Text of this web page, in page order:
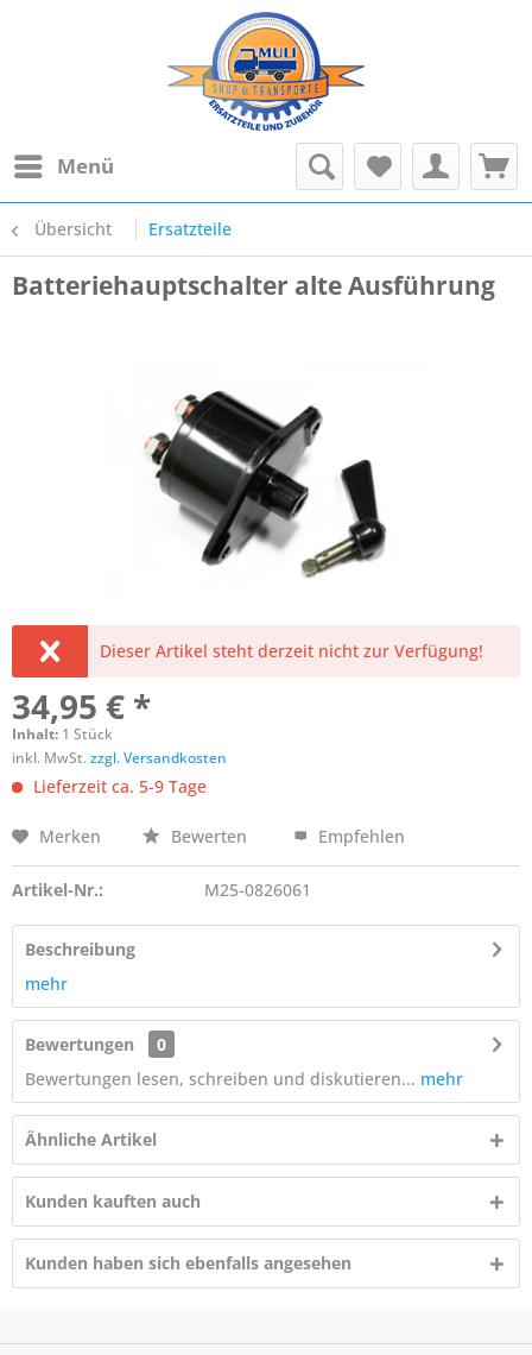
Menü
Übersicht Ersatzteile
Batteriehauptschalter alte Ausführung
Dieser Artikel steht derzeit nicht zur Verfügung!
34,95 € *
Inhalt: 1 Stück
inkl. MwSt.zzgl. Versandkosten
Lieferzeit ca. 5-9 Tage
Merken Bewerten Empfehlen
Artikel-Nr.: M25-0826061
Beschreibung
mehr
Bewertungen
0
Bewertungen lesen, schreiben und diskutieren... mehr
Ähnliche Artikel
Kunden kauften auch
Kunden haben sich ebenfalls angesehen